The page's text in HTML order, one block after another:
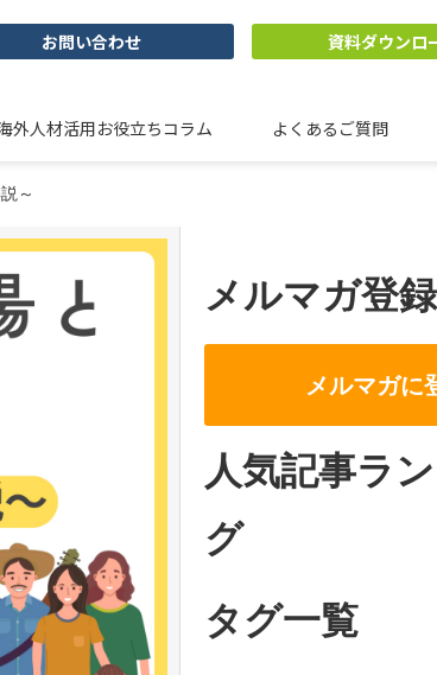
お問い合わせ 資料ダウンロ
外人材活用お役立ちコラム よくあるご質問
～
メルマガ登録
メルマガに
人気記事ラ
グ
タグ一覧